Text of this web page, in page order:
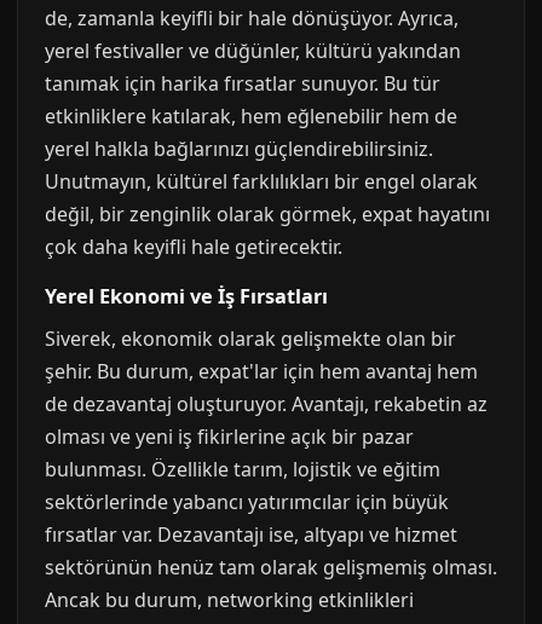
de, zamanla keyifli bir hale dönüşüyor. Ayrıca,
yerel festivaller ve düğünler, kültürü yakından
tanımak için harika fırsatlar sunuyor. Bu tür
etkinliklere katılarak, hem eğlenebilir hem de
yerel halkla bağlarınızı güçlendirebilirsiniz.
Unutmayın, kültürel farklılıkları bir engel olarak
değil, bir zenginlik olarak görmek, expat hayatını
çok daha keyifli hale getirecektir.
Yerel Ekonomi ve İş Fırsatları
Siverek, ekonomik olarak gelişmekte olan bir
şehir. Bu durum, expat'lar için hem avantaj hem
de dezavantaj oluşturuyor. Avantajı, rekabetin az
olması ve yeni iş fikirlerine açık bir pazar
bulunması. Özellikle tarım, lojistik ve eğitim
sektörlerinde yabancı yatırımcılar için büyük
fırsatlar var. Dezavantajı ise, altyapı ve hizmet
sektörünün henüz tam olarak gelişmemiş olması.
Ancak bu durum, networking etkinlikleri